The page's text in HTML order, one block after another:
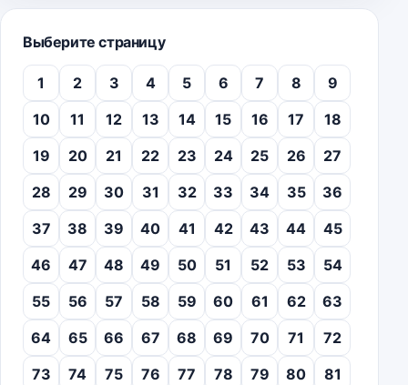
Выберите страницу
1 2 3 4 5 6 7 8
9
10
11 12 13 14 15 16 17
18
19
20 21 22 23 24 25 26
27
28
29 30 31 32 33 34 35
36
37
38 39 40 41 42 43 44
45
46
47 48 49 50 51 52 53
54
55
56 57 58 59 60 61 62
63
64
65 66 67 68 69 70 71
72
73
74 75 76 77 78 79 80
81